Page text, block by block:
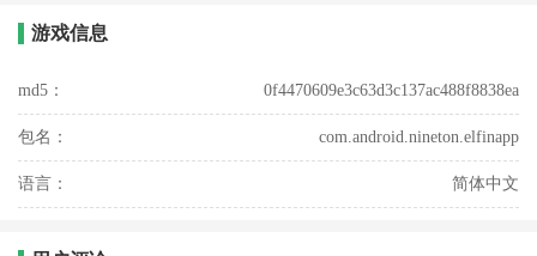
游戏信息
md5： 0f4470609e3c63d3c137ac488f8838ea
包名： com.android.nineton.elfinapp
语言： 简体中文